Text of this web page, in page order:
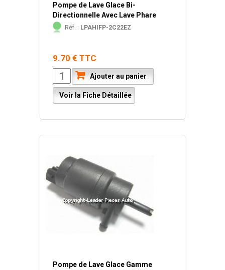
Pompe de Lave Glace Bi-
Directionnelle Avec Lave Phare
Réf. : LPAHIFP-2C22EZ
9.70 € TTC
Ajouter au panier
Voir la Fiche Détaillée
Pompe de Lave Glace Gamme